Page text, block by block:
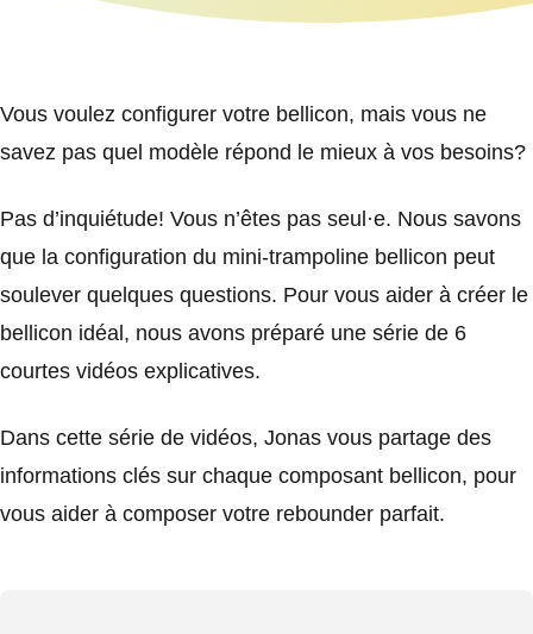
Vous voulez configurer votre bellicon, mais vous ne
savez pas quel modèle répond le mieux à vos besoins?
Pas d’inquiétude! Vous n’êtes pas seul·e. Nous savons
que la configuration du mini-trampoline bellicon peut
soulever quelques questions. Pour vous aider à créer le
bellicon idéal, nous avons préparé une série de 6
courtes vidéos explicatives.
Dans cette série de vidéos, Jonas vous partage des
informations clés sur chaque composant bellicon, pour
vous aider à composer votre rebounder parfait.